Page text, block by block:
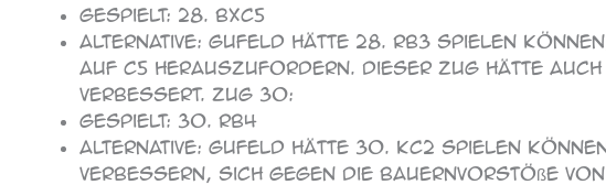
Gespielt: 28. bxc5
Alternative: Gufeld hätte 28. Rb3 spielen
auf c5 herauszufordern. Dieser Zug hätte
verbessert. Zug 30:
Gespielt: 30. Rb4
Alternative: Gufeld hätte 30. Kc2 spielen
verbessern, sich gegen die Bauernvorstöße